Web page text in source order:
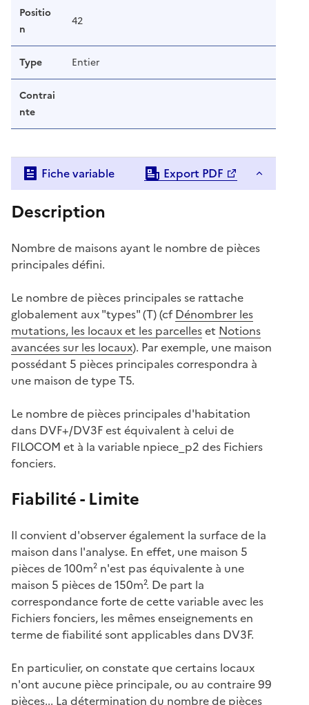
Positio
n
42
Type Entier
Contrai
nte
Fiche variable Export PDF
Description
Nombre de maisons ayant le nombre de pièces
principales défini.
Le nombre de pièces principales se rattache
globalement aux "types" (T) (cfDénombrer les
mutations, les locaux et les parcelleset Notions
avancées sur les locaux). Par exemple, une maison
possédant 5 pièces principales correspondra à
une maison de type T5.
Le nombre de pièces principales d'habitation
dans DVF+/DV3F est équivalent à celui de
FILOCOM et à la variable npiece_p2 des Fichiers
fonciers.
Fiabilité - Limite
Il convient d'observer également la surface de la
maison dans l'analyse. En effet, une maison 5
pièces de 100m² n'est pas équivalente à une
maison 5 pièces de 150m². De part la
correspondance forte de cette variable avec les
Fichiers fonciers, les mêmes enseignements en
terme de fiabilité sont applicables dans DV3F.
En particulier, on constate que certains locaux
n'ont aucune pièce principale, ou au contraire 99
pièces... La détermination du nombre de pièces